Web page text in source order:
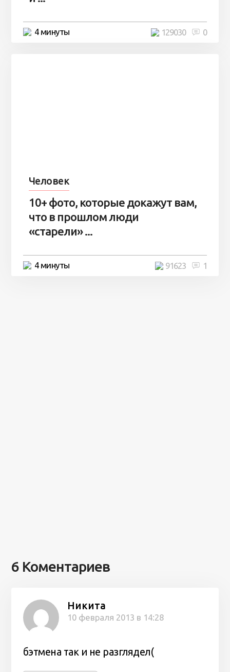
4 минуты 0
129030
Человек
10+ фото, которые докажут вам,
что в прошлом люди
«старели» ...
4 минуты 1
91623
6 Коментариев
Никита
10 февраля 2013 в 14:28
бэтмена так и не разглядел(